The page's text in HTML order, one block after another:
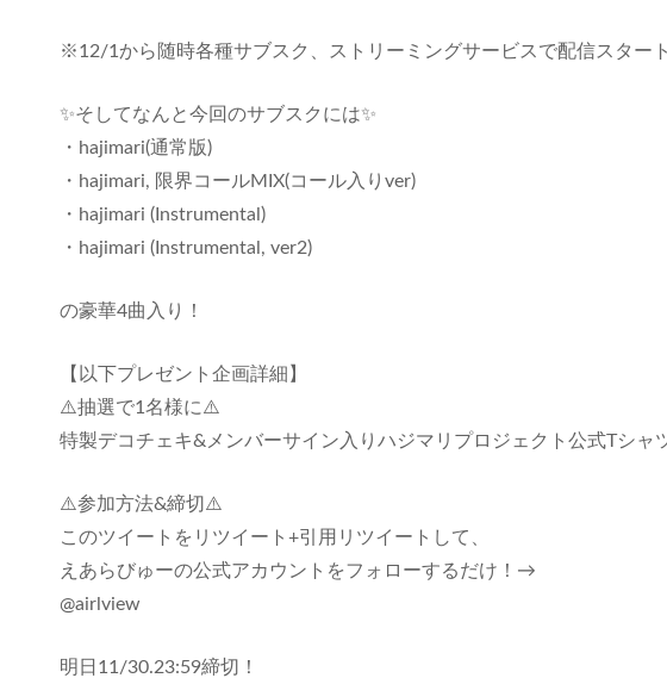
※12/1から随時各種サブスク、ストリーミングサービスで配信スタート
✨そしてなんと今回のサブスクには✨
・hajimari(通常版)
・hajimari, 限界コールMIX(コール入りver)
・hajimari (Instrumental)
・hajimari (Instrumental, ver2)
の豪華4曲入り！
【以下プレゼント企画詳細】
⚠️抽選で1名様に⚠️
特製デコチェキ&メンバーサイン入りハジマリプロジェクト公式Tシャ
⚠️参加方法&締切⚠️
このツイートをリツイート+引用リツイートして、
えあらびゅーの公式アカウントをフォローするだけ！→
@airlview
明日11/30.23:59締切！